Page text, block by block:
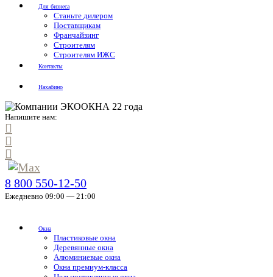
Для бизнеса
Станьте дилером
Поставщикам
Франчайзинг
Строителям
Строителям ИЖС
Контакты
Нахабино
Напишите нам:
8 800 550-12-50
Ежедневно 09:00 — 21:00
Окна
Пластиковые окна
Деревянные окна
Алюминиевые окна
Окна премиум-класса